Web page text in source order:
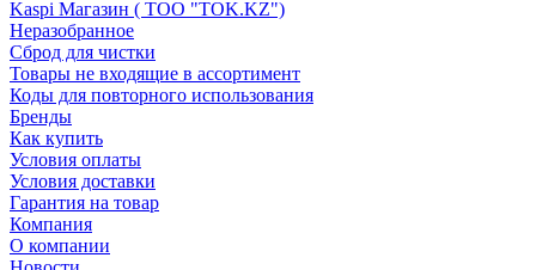
Kaspi Магазин ( ТОО "TOK.KZ")
Неразобранное
Сброд для чистки
Товары не входящие в ассортимент
Коды для повторного использования
Бренды
Как купить
Условия оплаты
Условия доставки
Гарантия на товар
Компания
О компании